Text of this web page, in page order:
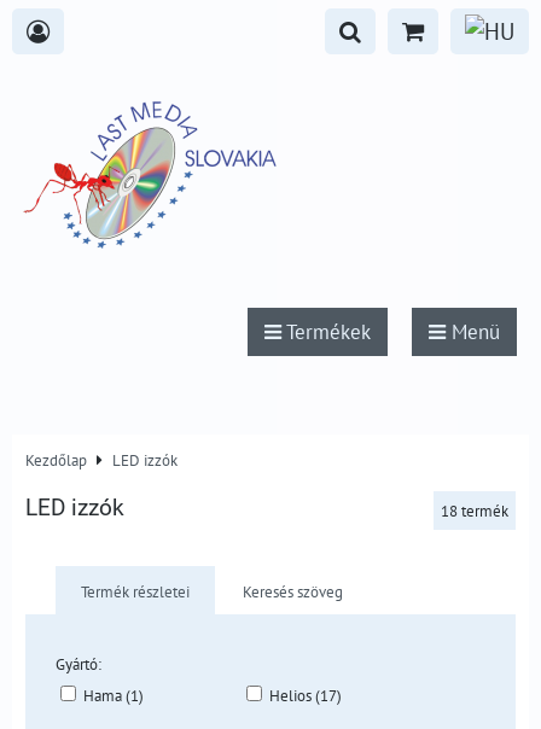
Termékek Menü
Kezdőlap LED izzók
LED izzók 18termék
Termék részletei Keresés szöveg
Gyártó:
Hama (1)
Helios (17)